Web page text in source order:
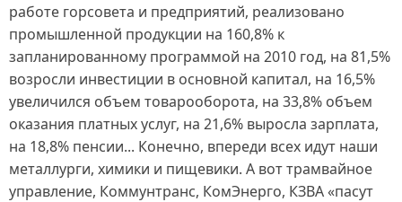
работе горсовета и предприятий, реализовано
промышленной продукции на 160,8% к
запланированному программой на 2010 год, на 81,5%
возросли инвестиции в основной капитал, на 16,5%
увеличился объем товарооборота, на 33,8% объем
оказания платных услуг, на 21,6% выросла зарплата,
на 18,8% пенсии... Конечно, впереди всех идут наши
металлурги, химики и пищевики. А вот трамвайное
управление, Коммунтранс, КомЭнерго, КЗВА «пасут